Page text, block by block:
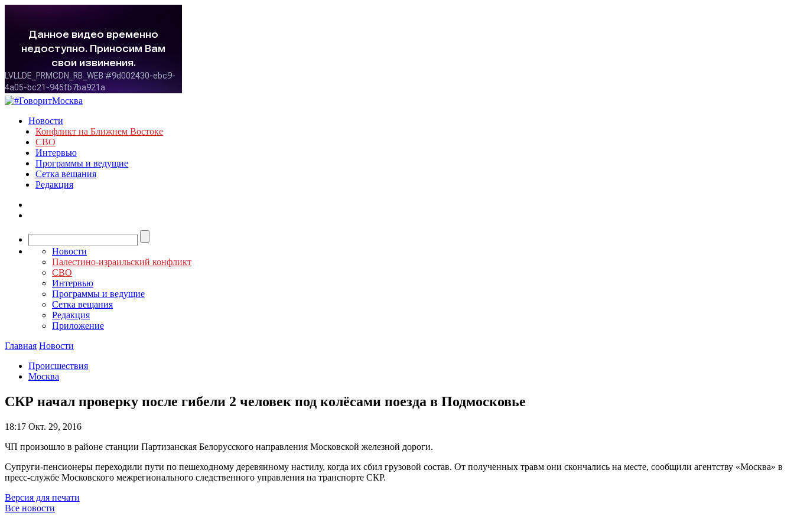
Новости
Конфликт на Ближнем Востоке
СВО
Интервью
Программы и ведущие
Сетка вещания
Редакция
Новости
Палестино-израильский конфликт
СВО
Интервью
Программы и ведущие
Сетка вещания
Редакция
Приложение
Главная Новости
Происшествия
Москва
СКР начал проверку после гибели 2 человек под колёсами поезда в Подмосковье
18:17 Окт. 29, 2016
ЧП произошло в районе станции Партизанская Белорусского направления Московской железной дороги.
Супруги-пенсионеры переходили пути по пешеходному деревянному настилу, когда их сбил грузовой состав. От полученных травм они скончались на месте, сообщили агентству «Москва» в
пресс-службе Московского межрегионального следственного управления на транспорте СКР.
Версия для печати
Все новости